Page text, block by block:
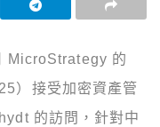
MicroStrategy 的
）接受加密資產管
的訪問，針對中